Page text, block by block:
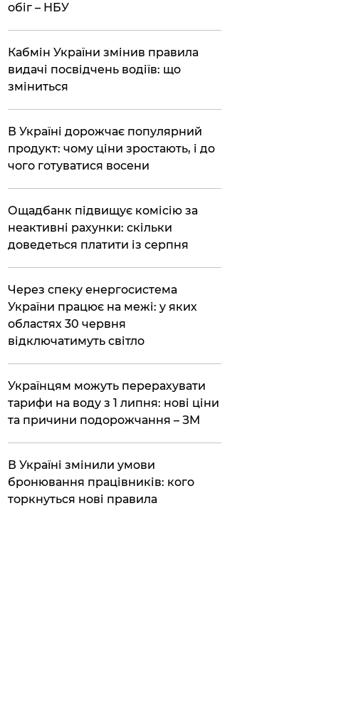
обіг – НБУ
​Кабмін України змінив правила
видачі посвідчень водіїв: що
зміниться
В Україні дорожчає популярний
продукт: чому ціни зростають, і до
чого готуватися восени
​Ощадбанк підвищує комісію за
неактивні рахунки: скільки
доведеться платити із серпня
Через спеку енергосистема
України працює на межі: у яких
областях 30 червня
відключатимуть світло
Українцям можуть перерахувати
тарифи на воду з 1 липня: нові ціни
та причини подорожчання – ЗМ
В Україні змінили умови
бронювання працівників: кого
торкнуться нові правила